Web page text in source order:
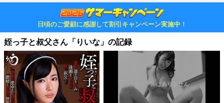
日頃のご愛顧に感謝して割引キャンペーン実施中！
姪っ子と叔父さん「りいな」の記録